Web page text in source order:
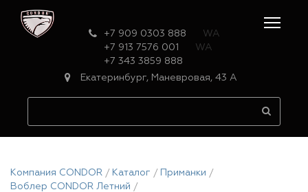
+7 909 0303 888
WA
+7 913 7576 001
WA
+7 343 3859 888
Екатеринбург, Маневровая, 43 А
Компания CONDOR Каталог
Приманки
Воблер CONDOR Летний